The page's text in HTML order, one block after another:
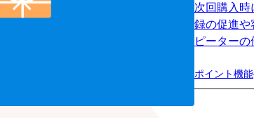
次回購入
録の促進や
ピーターの
ポイント機能